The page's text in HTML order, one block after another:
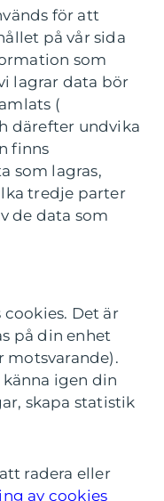
för att
på vår sida
som
lagrar data bör
(
därefter undvika
finns
som lagras,
tredje parter
de data som
Det är
på din enhet
motsvarande).
igen din
skapa statistik
radera eller
av cookies